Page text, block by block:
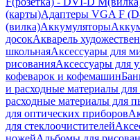
(карты)Адаптеры VGA F
(вилка)Аккумуляторы
досокАкварель
школьнаяАксессуары для
рисованияАксессуары для
кофеварок и кофемашин
и расходные материалы для
расходные материалы для
для оптических приборов
для стеклоочистителей